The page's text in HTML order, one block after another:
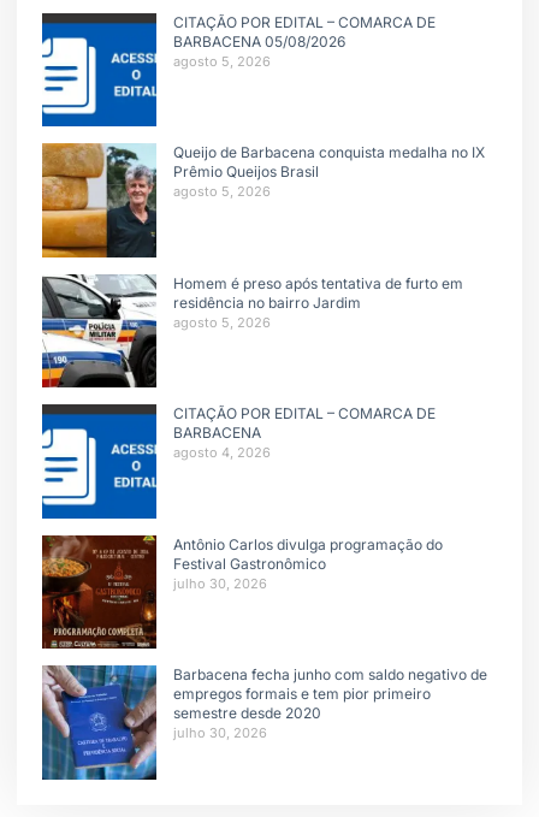
CITAÇÃO POR EDITAL – COMARCA DE
BARBACENA 05/08/2026
agosto 5, 2026
Queijo de Barbacena conquista medalha no IX
Prêmio Queijos Brasil
agosto 5, 2026
Homem é preso após tentativa de furto em
residência no bairro Jardim
agosto 5, 2026
CITAÇÃO POR EDITAL – COMARCA DE
BARBACENA
agosto 4, 2026
Antônio Carlos divulga programação do
Festival Gastronômico
julho 30, 2026
Barbacena fecha junho com saldo negativo de
empregos formais e tem pior primeiro
semestre desde 2020
julho 30, 2026